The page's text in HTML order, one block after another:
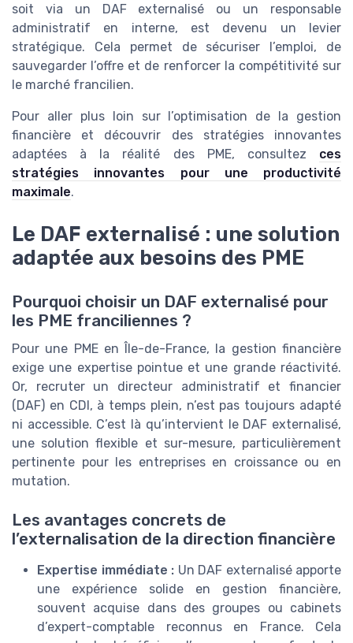
soit via un DAF externalisé ou un responsable
administratif en interne, est devenu un levier
stratégique. Cela permet de sécuriser l’emploi, de
sauvegarder l’offre et de renforcer la compétitivité sur
le marché francilien.
Pour aller plus loin sur l’optimisation de la gestion
financière et découvrir des stratégies innovantes
adaptées à la réalité des PME, consultez ces
stratégies innovantes pour une productivité
maximale.
Le DAF externalisé : une solution
adaptée aux besoins des PME
Pourquoi choisir un DAF externalisé pour
les PME franciliennes ?
Pour une PME en Île-de-France, la gestion financière
exige une expertise pointue et une grande réactivité.
Or, recruter un directeur administratif et financier
(DAF) en CDI, à temps plein, n’est pas toujours adapté
ni accessible. C’est là qu’intervient le DAF externalisé,
une solution flexible et sur-mesure, particulièrement
pertinente pour les entreprises en croissance ou en
mutation.
Les avantages concrets de
l’externalisation de la direction financière
Expertise immédiate : Un DAF externalisé apporte
une expérience solide en gestion financière,
souvent acquise dans des groupes ou cabinets
d’expert-comptable reconnus en France. Cela